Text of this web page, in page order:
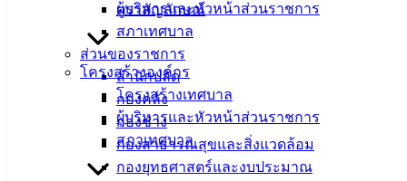
ผู้บริหารและหัวหน้าส่วนราชการ
สภาเทศบาล
ส่วนของราชการ
สำนักปลัด
กองคลัง
กองช่าง
กองสาธารณสุขและสิ่งแวดล้อม
กองยุทธศาสตร์และงบประมาณ
ตราสัญลักษณ์
โครงสร้างองค์กร
โครงสร้างเทศบาล
ผู้บริหารและหัวหน้าส่วนราชการ
สภาเทศบาล
เมืองอ่าง